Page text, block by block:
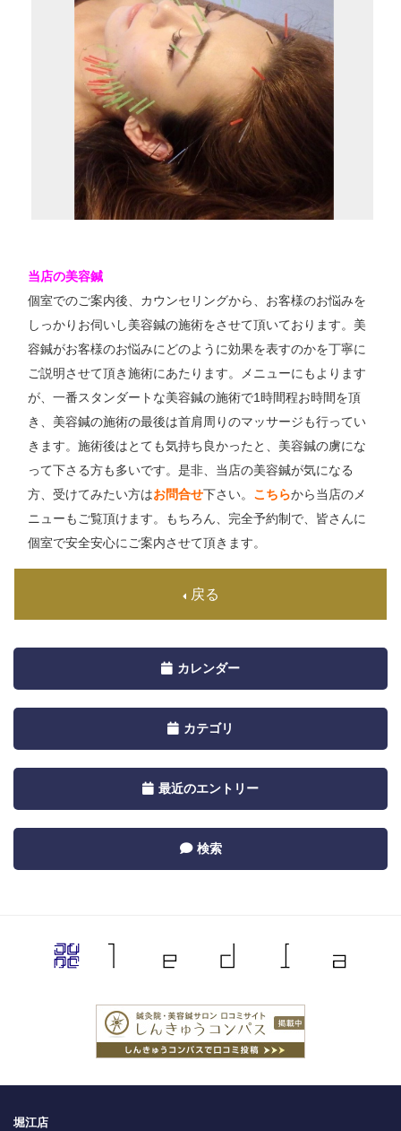
当店の美容鍼
個室でのご案内後、カウンセリングから、お客様のお悩みを
しっかりお伺いし美容鍼の施術をさせて頂いております。美
容鍼がお客様のお悩みにどのように効果を表すのかを丁寧に
ご説明させて頂き施術にあたります。メニューにもよります
が、一番スタンダートな美容鍼の施術で1時間程お時間を頂
き、美容鍼の施術の最後は首肩周りのマッサージも行ってい
きます。施術後はとても気持ち良かったと、美容鍼の虜にな
って下さる方も多いです。是非、当店の美容鍼が気になる
方、受けてみたい方はお問合せ下さい。 こちらから当店のメ
ニューもご覧頂けます。もちろん、完全予約制で、皆さんに
個室で安全安心にご案内させて頂きます。
戻る
Toggle
navigation
カレンダー
Toggle
navigation
カテゴリ
Toggle
navigation
最近のエントリー
Toggle
navigation
検索
堀江店